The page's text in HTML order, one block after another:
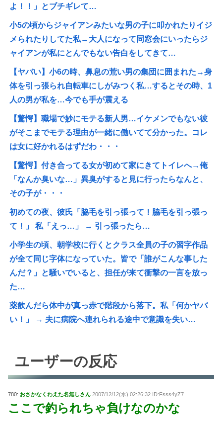
よ！！」とブチギレて…
小5の頃からジャイアンみたいな男の子に叩かれたりイジ
メられたりしてた私→大人になって同窓会にいったらジ
ャイアンが私にとんでもない告白をしてきて…
【ヤバい】小6の時、鼻息の荒い男の集団に囲まれた→身
体を引っ張られ自転車にしがみつく私…するとその時、1
人の男が私を…今でも手が震える
【驚愕】職場で妙にモテる新人男…イケメンでもない彼
がそこまでモテる理由が一緒に働いてて分かった。コレ
は女に好かれるはずだわ・・・
【驚愕】付き合ってる女が初めて家にきてトイレへ→俺
「なんか臭いな…」異臭がすると見に行ったらなんと、
その子が・・・
初めての夜、彼氏「脇毛を引っ張って！脇毛を引っ張っ
て！」 私「えっ…」 → 引っ張ったら…
小学生の頃、朝学校に行くとクラス全員の子の習字作品
が全て同じ字体になっていた。皆で「誰がこんな事した
んだ？」と騒いでいると、担任が来て衝撃の一言を放っ
た…
薬飲んだら体中が真っ赤で階段から落下。私「何かヤバ
い！」 → 夫に病院へ連れられる途中で意識を失い…
ユーザーの反応
780: おさかなくわえた名無しさん 2007/12/12(水) 02:26:32 ID:Fsss4yZ7
ここで釣られちゃ負けなのかな